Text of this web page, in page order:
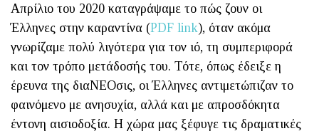
Απρίλιο του 2020 καταγράψαμε το πώς ζουν οι
Έλληνες στην καραντίνα (PDF link), όταν ακόμα
γνωρίζαμε πολύ λιγότερα για τον ιό, τη συμπεριφορά
και τον τρόπο μετάδοσής του. Τότε, όπως έδειξε η
έρευνα της διαΝΕΟσις, οι Έλληνες αντιμετώπιζαν το
φαινόμενο με ανησυχία, αλλά και με απροσδόκητα
έντονη αισιοδοξία. Η χώρα μας ξέφυγε τις δραματικές